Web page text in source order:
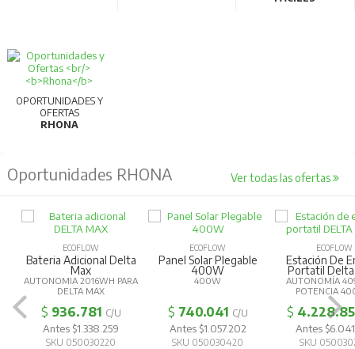
OPORTUNIDADES Y
OFERTAS
RHONA
Oportunidades RHONA Ver todas las ofertas
ECOFLOW
Bateria Adicional Delta
Max
AUTONOMIA 2016WH PARA
DELTA MAX
$ 936.781 C/U
Antes $1.338.259
SKU 050030220
ECOFLOW
Panel Solar Plegable
400W
400W
$ 740.041 C/U
Antes $1.057.202
SKU 050030420
ECOFLOW
Estación De
Portatil Delta
AUTONOMÍA
POTENCIA
$
Antes
SKU